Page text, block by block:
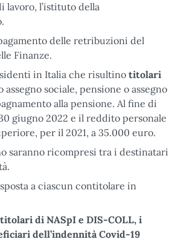
l’istituto della
delle retribuzioni del
Finanze.
in Italia che risultino titolari
sociale, pensione o assegno
alla pensione. Al fine di
giugno 2022 e il reddito personale
per il 2021, a 35.000 euro.
saranno ricompresi tra i destinatari
a ciascun contitolare in
titolari di NASpI e DIS-COLL, i
dell’indennità Covid-19